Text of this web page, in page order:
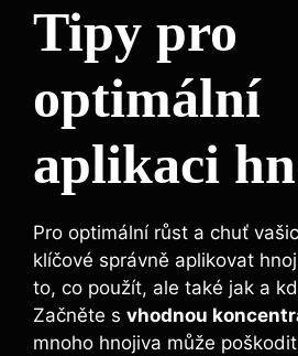
Tipy pro
optimální
aplikaci‌
Pro optimální‍ růst⁣ a⁤ chuť
klíčové ⁤správně aplikovat
to,‌ co použít, ale také ‌jak a
Začněte​ s vhodnou
mnoho hnojiva může